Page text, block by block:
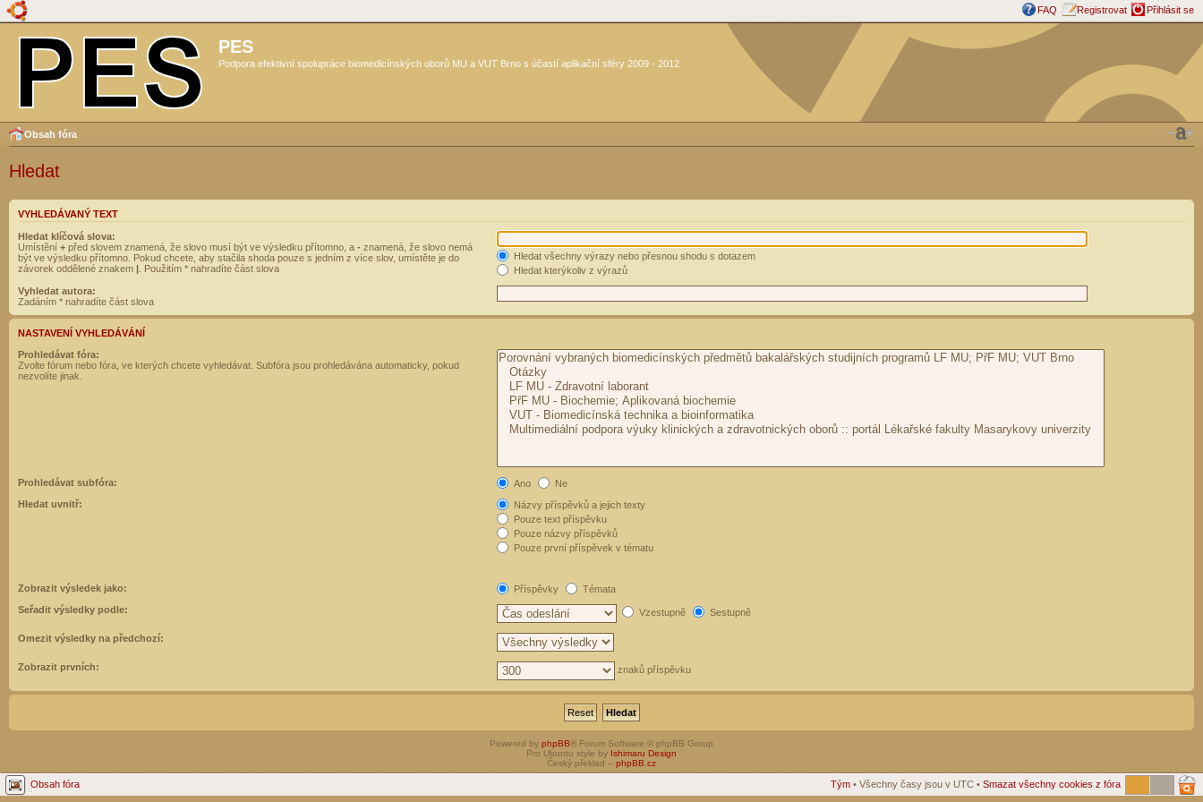
FAQ Registrovat Přihlásit se
PES
Podpora efektivní spolupráce biomedicínských oborů MU a VUT Brno s účastí aplikační sféry 2009 - 2012
Obsah fóra
Hledat
VYHLEDÁVANÝ TEXT
Hledat klíčová slova:
Umístění + před slovem znamená, že slovo musí být ve výsledku přítomno, a - znamená, že slovo nemá
být ve výsledku přítomno. Pokud chcete, aby stačila shoda pouze s jedním z více slov, umístěte je do
závorek oddělené znakem | . Použitím * nahradíte část slova
Hledat všechny výrazy nebo přesnou shodu s dotazem
Hledat kterýkoliv z výrazů
Vyhledat autora:
Zadáním * nahradíte část slova
NASTAVENÍ VYHLEDÁVÁNÍ
Prohledávat fóra:
Zvolte fórum nebo fóra, ve kterých chcete vyhledávat. Subfóra jsou prohledávána automaticky, pokud
nezvolíte jinak.
Prohledávat subfóra: Ano
Ne
Hledat uvnitř:
Názvy příspěvků a jejich texty
Pouze text příspěvku
Pouze názvy příspěvků
Pouze první příspěvek v tématu
Zobrazit výsledek jako: Příspěvky
Témata
Seřadit výsledky podle:
Vzestupně Sestupně
Omezit výsledky na předchozí:
Zobrazit prvních: znaků příspěvku
Powered by phpBB® Forum Software © phpBB Group
Pro Ubuntu style by Ishimaru Design
Český překlad – phpBB.cz
Obsah fóra Tým • Všechny časy jsou v UTC • Smazat všechny cookies z fóra